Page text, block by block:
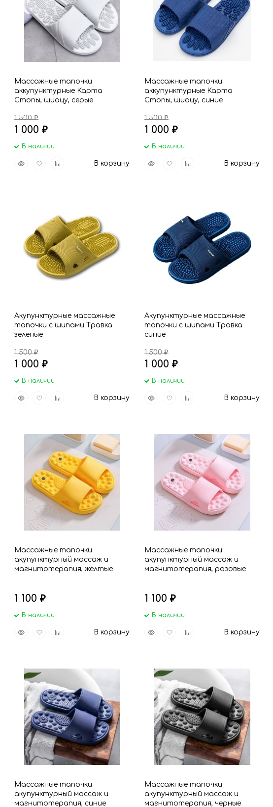
Массажные тапочки
аккупунктурные Карта
Стопы, шиацу, серые
1 500₽
1 000 ₽
В наличии
БыстрыйДобавитьДобавить
В корзину
Массажные тапочки
аккупунктурные Карта
Стопы, шиацу, синие
1 500₽
1 000 ₽
В наличии
БыстрыйДобавитьДобавить
В корзину
Акупунктурные массажные
тапочки с шипами Травка
зеленые
1 500₽
1 000 ₽
В наличии
БыстрыйДобавитьДобавить
В корзину
Акупунктурные массажные
тапочки с шипами Травка
синие
1 500₽
1 000 ₽
В наличии
БыстрыйДобавитьДобавить
В корзину
Массажные тапочки
акупунктурный массаж и
магнитотерапия, желтые
1 100 ₽
В наличии
БыстрыйДобавитьДобавить
В корзину
Массажные тапочки
акупунктурный массаж и
магнитотерапия, розовые
1 100 ₽
В наличии
БыстрыйДобавитьДобавить
В корзину
Массажные тапочки
акупунктурный массаж и
магнитотерапия, синие
Массажные тапочки
акупунктурный массаж и
магнитотерапия, черные